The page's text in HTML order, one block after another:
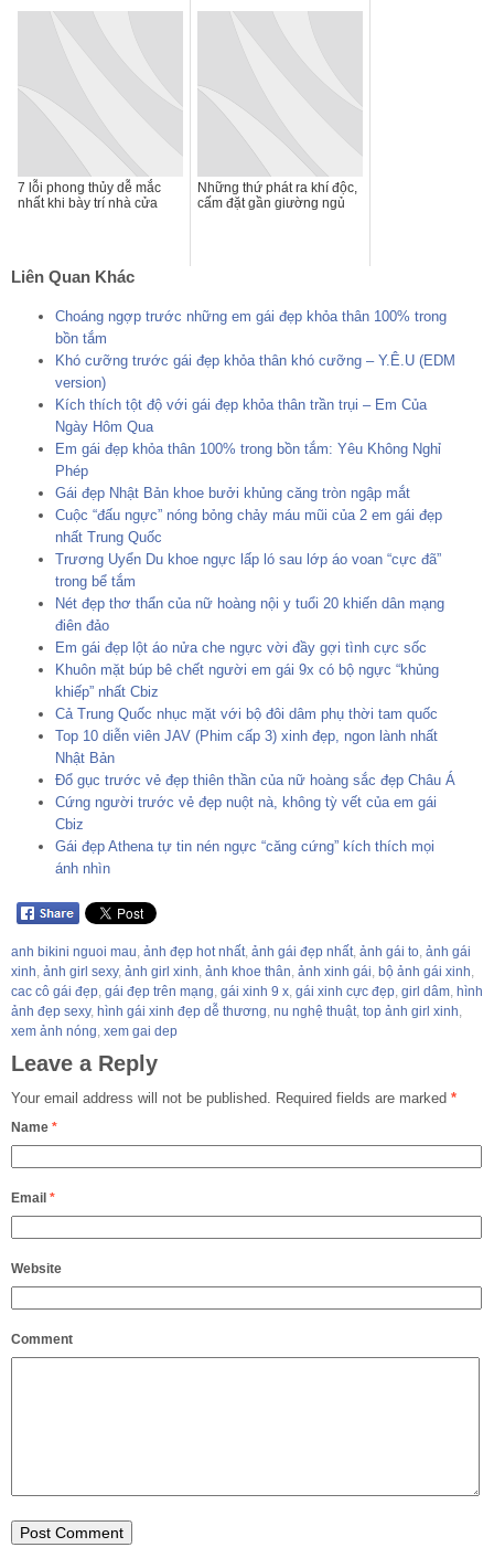
7 lỗi phong thủy dễ mắc
nhất khi bày trí nhà cửa
Những thứ phát ra khí độc,
cấm đặt gần giường ngủ
Liên Quan Khác
Choáng ngợp trước những em gái đẹp khỏa thân 100% trong
bồn tắm
Khó cưỡng trước gái đẹp khỏa thân khó cưỡng – Y.Ê.U (EDM
version)
Kích thích tột độ với gái đẹp khỏa thân trần trụi – Em Của
Ngày Hôm Qua
Em gái đẹp khỏa thân 100% trong bồn tắm: Yêu Không Nghỉ
Phép
Gái đẹp Nhật Bản khoe bưởi khủng căng tròn ngập mắt
Cuộc “đấu ngực” nóng bỏng chảy máu mũi của 2 em gái đẹp
nhất Trung Quốc
Trương Uyển Du khoe ngực lấp ló sau lớp áo voan “cực đã”
trong bể tắm
Nét đẹp thơ thẩn của nữ hoàng nội y tuổi 20 khiến dân mạng
điên đảo
Em gái đẹp lột áo nửa che ngực vời đầy gợi tình cực sốc
Khuôn mặt búp bê chết người em gái 9x có bộ ngực “khủng
khiếp” nhất Cbiz
Cả Trung Quốc nhục mặt với bộ đôi dâm phụ thời tam quốc
Top 10 diễn viên JAV (Phim cấp 3) xinh đẹp, ngon lành nhất
Nhật Bản
Đổ gục trước vẻ đẹp thiên thần của nữ hoàng sắc đẹp Châu Á
Cứng người trước vẻ đẹp nuột nà, không tỳ vết của em gái
Cbiz
Gái đẹp Athena tự tin nén ngực “căng cứng” kích thích mọi
ánh nhìn
anh bikini nguoi mau ảnh đẹp hot nhất ảnh gái đẹp nhất ảnh gái to ảnh gái
xinh ảnh girl sexy, ảnh girl xinh ảnh khoe thân ảnh xinh gái bộ ảnh gái xinh
cac cô gái đẹp gái đẹp trên mạng gái xinh 9 x gái xinh cực đẹp girl dâm hình
ảnh đẹp sexy, hình gái xinh đẹp dễ thương nu nghệ thuật top ảnh girl xinh
xem ảnh nóng xem gai dep
Leave a Reply
Your email address will not be published. Required fields are marked *
Name *
Email *
Website
Comment